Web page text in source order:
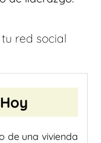
red social
de una vivienda